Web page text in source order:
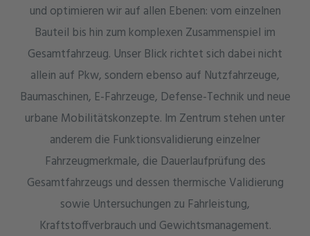
und optimieren wir auf allen Ebenen: vom einzelnen
Bauteil bis hin zum komplexen Zusammenspiel im
Gesamtfahrzeug. Unser Blick richtet sich dabei nicht
allein auf Pkw, sondern ebenso auf Nutzfahrzeuge,
Baumaschinen, E-Fahrzeuge, Defense-Technik und neue
urbane Mobilitätskonzepte. Im Zentrum stehen unter
anderem die Funktionsvalidierung einzelner
Fahrzeugmerkmale, die Dauerlaufprüfung des
Gesamtfahrzeugs und dessen thermische Validierung
sowie Untersuchungen zu Fahrleistung,
Kraftstoffverbrauch und Gewichtsmanagement.